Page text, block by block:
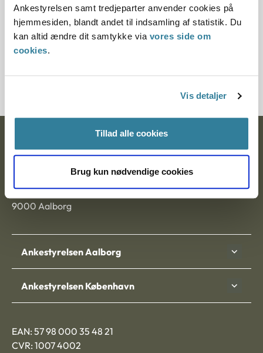
Ankestyrelsen samt tredjeparter anvender cookies på
hjemmesiden, blandt andet til indsamling af statistik. Du
kan altid ændre dit samtykke via vores side om
cookies.
Vis detaljer
Tillad alle cookies
Brug kun nødvendige cookies
§ 13 § 10 § 36d § 21
Journalnummer
7000397-04
Nytorv 7, 2. sal
9000 Aalborg
Ankestyrelsen Aalborg
Ankestyrelsen København
EAN: 57 98 000 35 48 21
CVR: 1007 4002